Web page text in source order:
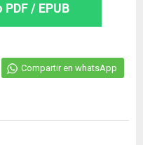
/ EPUB
Compartir en whatsApp